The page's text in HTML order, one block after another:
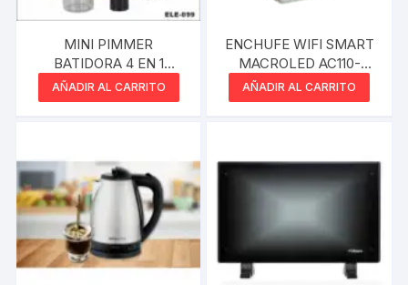
MINI PIMMER
BATIDORA 4 EN 1
LUMABELLA 400W 2
VELOCIDADES B-2022
AÑADIR AL CARRITO
ENCHUFE WIFI SMART
MACROLED AC110-
240W 10A
AÑADIR AL CARRITO